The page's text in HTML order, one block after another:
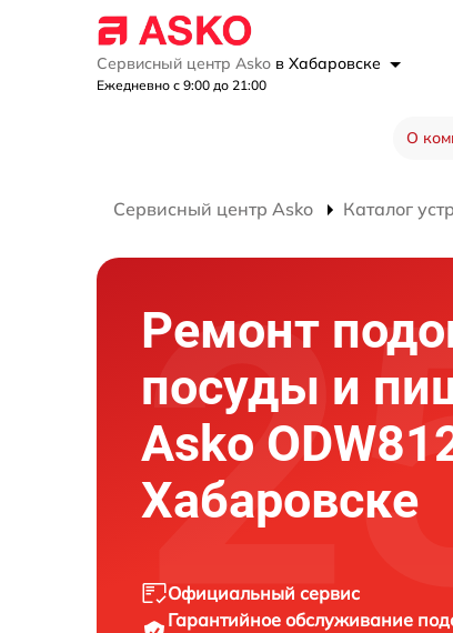
Сервисный центр Asko в Хабаровске
Ежедневно с 9:00 до 21:00
О
Сервисный центр Asko Каталог
Ремонт
посуды и
Asko
Хабаровске
Официальный сервис
Гарантийное обслуживание